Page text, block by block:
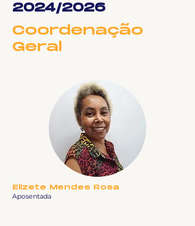
2024/2026
Coordenação
Geral
Elizete Mendes Rosa
Aposentada